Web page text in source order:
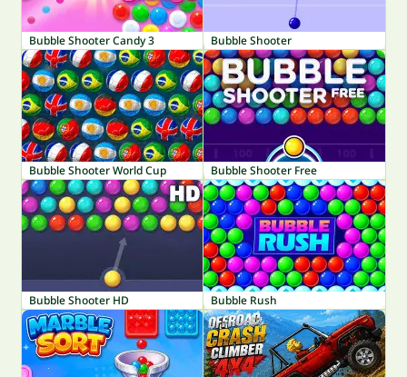
Bubble Shooter Candy 3 Bubble Shooter
Bubble Shooter World Cup Bubble Shooter Free
Bubble Shooter HD Bubble Rush